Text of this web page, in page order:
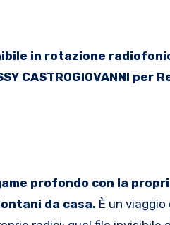
CASTROGIOVANNI
profondo con la
da casa. È un